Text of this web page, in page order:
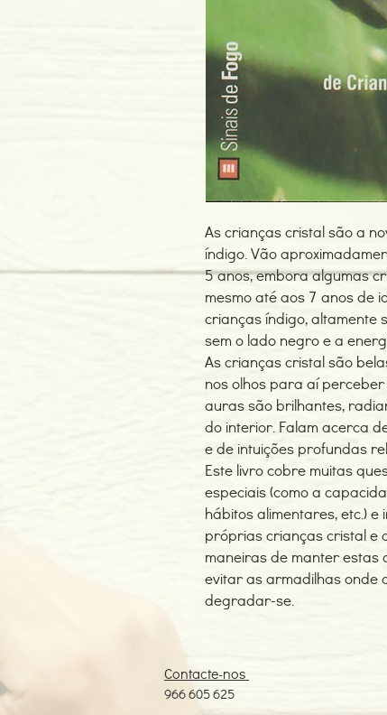
As crianças cristal são a
índigo. Vão
5 anos, embora algumas
mesmo até aos 7 anos de
crianças índigo, altamente
sem o lado negro e a
As crianças cristal são
nos olhos para aí
auras são brilhantes,
do interior. Falam acerca
e de intuições profundas
Este livro cobre muitas
especiais (como a
hábitos alimentares, etc.)
próprias crianças cristal e
maneiras de manter estas
evitar as armadilhas onde
degradar-se.
Contacte-nos
966 605 625